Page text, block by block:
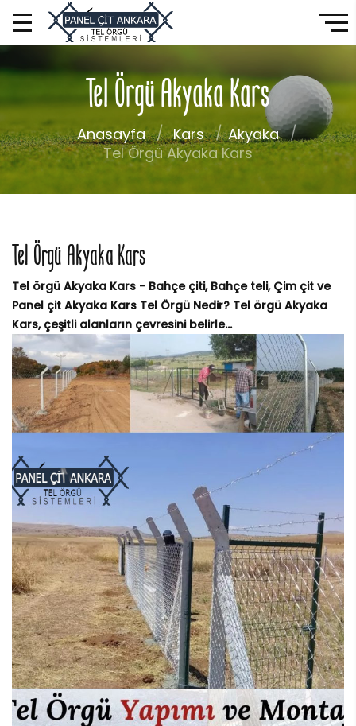
Tel Örgü Akyaka Kars
Anasayfa Kars
Akyaka
Tel Örgü Akyaka Kars
Tel Örgü Akyaka Kars
Tel örgü Akyaka Kars - Bahçe çiti, Bahçe teli, Çim çit ve
Panel çit Akyaka Kars Tel Örgü Nedir? Tel örgü Akyaka
Kars, çeşitli alanların çevresini belirle...